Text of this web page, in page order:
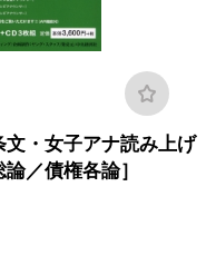
・女子アナ読み上げ
／債権各論］